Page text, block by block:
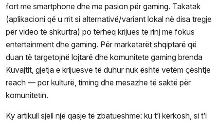
fort me smartphone dhe me pasion për gaming. Takatak
(aplikacioni që u rrit si alternativë/variant lokal në disa tregje
për video të shkurtra) po tërheq krijues të rinj me fokus
entertainment dhe gaming. Për marketarët shqiptarë që
duan të targetojnë lojtarë dhe komunitete gaming brenda
Kuvajtit, gjetja e krijuesve të duhur nuk është vetëm çështje
reach — por kulturë, timing dhe mesazhe të saktë për
komunitetin.
Ky artikull sjell një qasje të zbatueshme: ku t’i kërkosh, si t’i